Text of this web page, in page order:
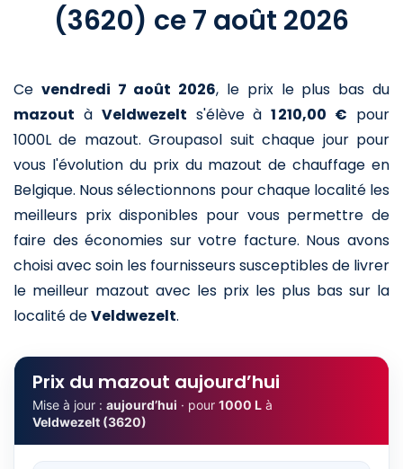
(3620) ce 7 août 2026
Ce vendredi 7 août 2026, le prix le plus bas du
mazout à Veldwezelt s'élève à1 210,00 € pour
1000L de mazout. Groupasol suit chaque jour pour
vous l'évolution du prix du mazout de chauffage en
Belgique. Nous sélectionnons pour chaque localité les
meilleurs prix disponibles pour vous permettre de
faire des économies sur votre facture. Nous avons
choisi avec soin les fournisseurs susceptibles de livrer
le meilleur mazout avec les prix les plus bas sur la
localité deVeldwezelt.
Prix du mazout aujourd’hui
Mise à jour : aujourd’hui · pour 1000 L à
Veldwezelt (3620)